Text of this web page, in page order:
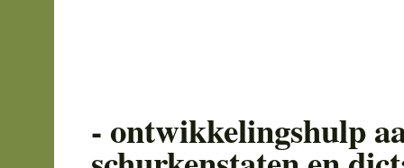
- ontwikkelingshulp